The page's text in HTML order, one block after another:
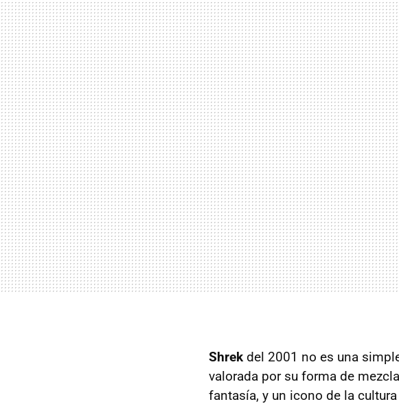
Shrek del 2001 no es una
valorada por su forma de
fantasía, y un icono de la